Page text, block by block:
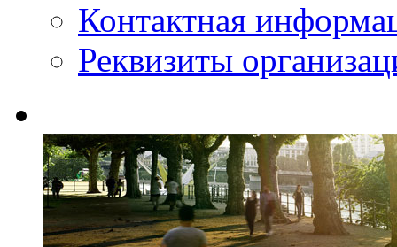
Контактная
Реквизиты